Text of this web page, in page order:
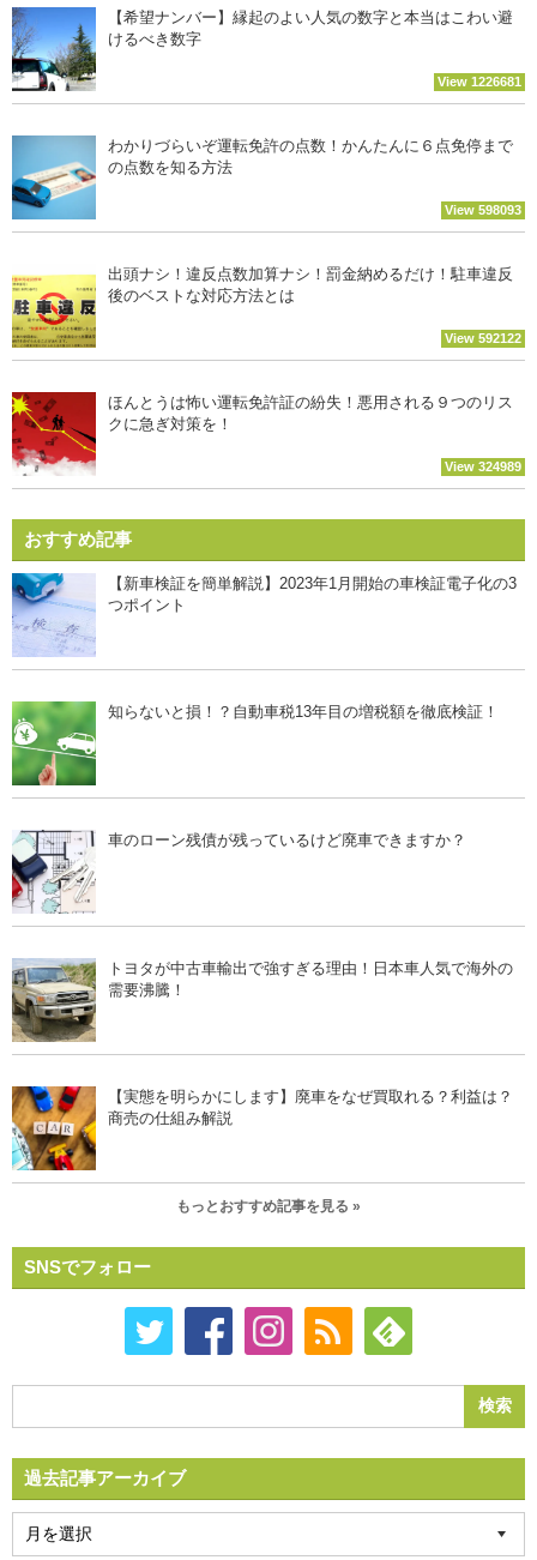
【希望ナンバー】縁起のよい人気の数字と本当はこわい避
けるべき数字
View 1226681
わかりづらいぞ運転免許の点数！かんたんに６点免停まで
の点数を知る方法
View 598093
出頭ナシ！違反点数加算ナシ！罰金納めるだけ！駐車違反
後のベストな対応方法とは
View 592122
ほんとうは怖い運転免許証の紛失！悪用される９つのリス
クに急ぎ対策を！
View 324989
おすすめ記事
【新車検証を簡単解説】2023年1月開始の車検証電子化の3
つポイント
知らないと損！？自動車税13年目の増税額を徹底検証！
車のローン残債が残っているけど廃車できますか？
トヨタが中古車輸出で強すぎる理由！日本車人気で海外の
需要沸騰！
【実態を明らかにします】廃車をなぜ買取れる？利益は？
商売の仕組み解説
もっとおすすめ記事を見る »
SNSでフォロー
過去記事アーカイブ